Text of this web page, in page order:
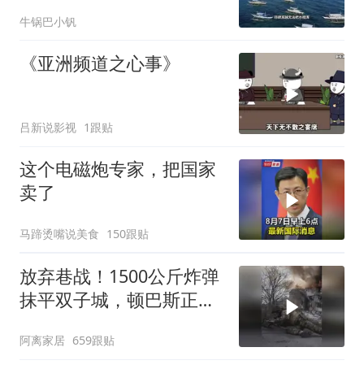
牛锅巴小钒
《亚洲频道之心事》
吕新说影视 1跟贴
这个电磁炮专家，把国家
卖了
马蹄烫嘴说美食 150跟贴
放弃巷战！1500公斤炸弹
抹平双子城，顿巴斯正变
阿离家居 659跟贴